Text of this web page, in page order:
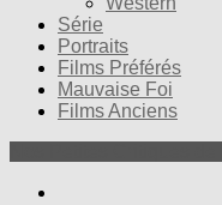
Série
Portraits
Films Préférés
Mauvaise Foi
Films Anciens